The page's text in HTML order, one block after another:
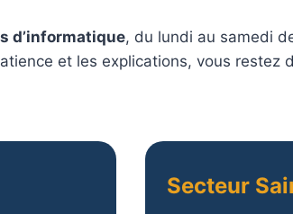
d’informatique, du lundi au samedi
et les explications, vous restez
Secteur